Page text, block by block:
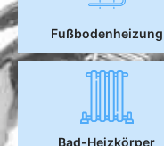
Fußbodenheizung
Bad-Heizkörper